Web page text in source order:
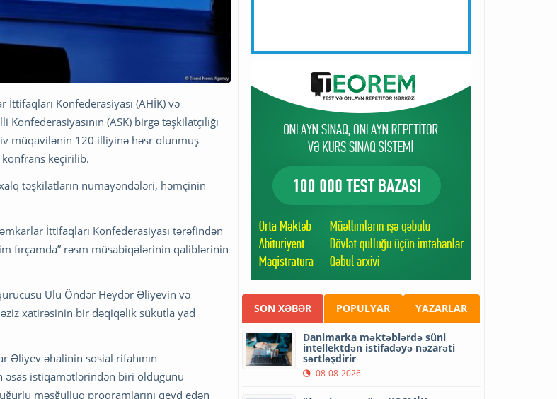
Konfederasiyası (AHİK) və
(ASK) birgə təşkilatçılığı
müqavilənin 120 illiyinə həsr olunmuş
keçirilib.
təşkilatların nümayəndələri, həmçinin
İttifaqları Konfederasiyası tərəfindən
fırçamda” rəsm müsabiqələrinin qaliblərinin
Ulu Öndər Heydər Əliyevin və
xatirəsinin bir dəqiqəlik sükutla yad
Əliyev əhalinin sosial rifahının
istiqamətlərindən biri olduğunu
məşğulluq proqramlarını qeyd edən
SON XƏBƏR POPULYAR YAZARLAR
Danimarka məktəblərdə süni
intellektdən istifadəyə nəzarəti
sərtləşdirir
08-08-2026